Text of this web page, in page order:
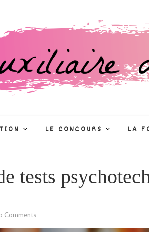
LE CONCOURS LA
tests
Comments